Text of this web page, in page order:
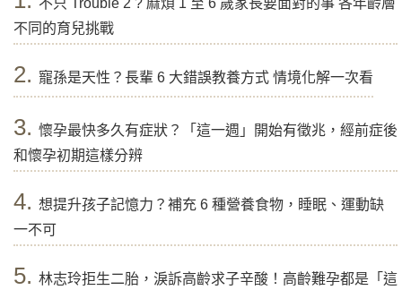
不只 Trouble 2 ? 麻煩 1 至 6 歲家長要面對的事 各年齡層
不同的育兒挑戰
2. 寵孫是天性？長輩 6 大錯誤教養方式 情境化解一次看
3. 懷孕最快多久有症狀？「這一週」開始有徵兆，經前症後
和懷孕初期這樣分辨
4. 想提升孩子記憶力？補充 6 種營養食物，睡眠、運動缺
一不可
5. 林志玲拒生二胎，淚訴高齡求子辛酸！高齡難孕都是「這